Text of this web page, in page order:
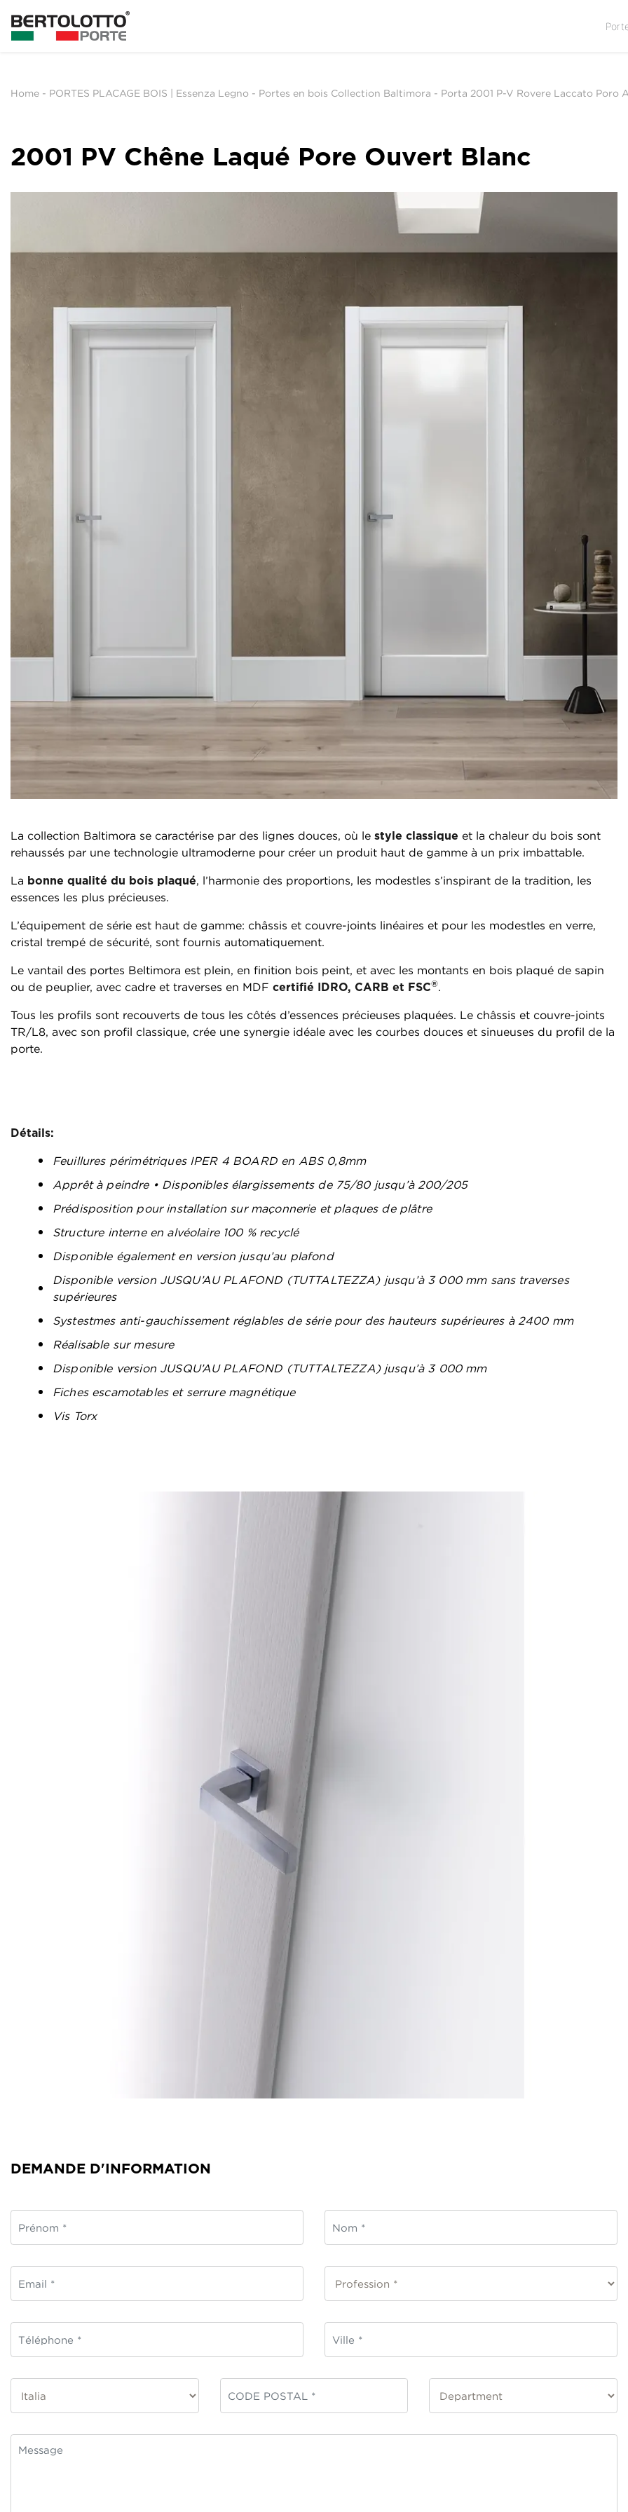
Home - PORTES PLACAGE BOIS | Essenza Legno - Portes en bois Collection Baltimora - Porta 2001 P-V Rovere Laccato Poro
2001 PV Chêne Laqué Pore Ouvert Blanc
La collection Baltimora se caractérise par des lignes douces, où le style classique et la chaleur du bois sont
rehaussés par une technologie ultramoderne pour créer un produit haut de gamme à un prix imbattable.
La bonne qualité du bois plaqué, l’harmonie des proportions, les modestles s’inspirant de la tradition, les
essences les plus précieuses.
L’équipement de série est haut de gamme: châssis et couvre-joints linéaires et pour les modestles en verre,
cristal trempé de sécurité, sont fournis automatiquement.
Le vantail des portes Beltimora est plein, en finition bois peint, et avec les montants en bois plaqué de sapin
ou de peuplier, avec cadre et traverses en MDF certifié IDRO, CARB et FSC®.
Tous les profils sont recouverts de tous les côtés d’essences précieuses plaquées. Le châssis et couvre-joints
TR/L8, avec son profil classique, crée une synergie idéale avec les courbes douces et sinueuses du profil de la
porte.
Détails:
Feuillures périmétriques IPER 4 BOARD en ABS 0,8mm
Apprêt à peindre • Disponibles élargissements de 75/80 jusqu’à 200/205
Prédisposition pour installation sur maçonnerie et plaques de plâtre
Structure interne en alvéolaire 100 % recyclé
Disponible également en version jusqu’au plafond
Disponible version JUSQU’AU PLAFOND (TUTTALTEZZA) jusqu’à 3 000 mm sans traverses
supérieures
Systestmes anti-gauchissement réglables de série pour des hauteurs supérieures à 2400 mm
Réalisable sur mesure
Disponible version JUSQU’AU PLAFOND (TUTTALTEZZA) jusqu’à 3 000 mm
Fiches escamotables et serrure magnétique
Vis Torx
DEMANDE D'INFORMATION